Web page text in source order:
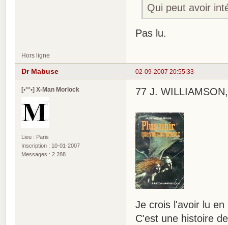
Qui peut avoir
Pas lu.
Hors ligne
02-09-2007 20:55:33
Dr Mabuse
[•°°•] X-Man Morlock
Lieu : Paris
Inscription : 10-01-2007
Messages : 2 288
77 J.
Je crois l'avoir lu en
C'est une histoire